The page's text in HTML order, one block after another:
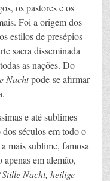
os pastores e os
Foi a origem dos
estilos de presépios
sacra disseminada
as nações. Do
Nachtpode-se afirmar
e até sublimes
séculos em todo o
mais sublime, famosa
apenas em alemão,
Nacht, heilige